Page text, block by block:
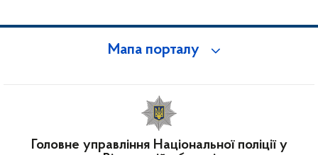
Мапа порталу
Головне управління Національної поліції у